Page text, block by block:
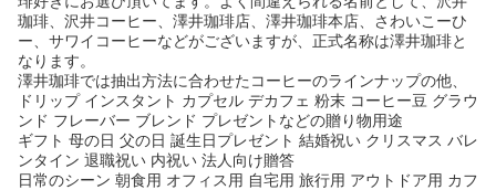
珈琲、沢井コーヒー、澤井珈琲店、澤井珈琲本店、さわいこーひ
ー、サワイコーヒーなどがございますが、正式名称は澤井珈琲と
なります。
澤井珈琲では抽出方法に合わせたコーヒーのラインナップの他、
ドリップ インスタント カプセル デカフェ 粉末 コーヒー豆 グラウ
ンド フレーバー ブレンド プレゼントなどの贈り物用途
ギフト 母の日 父の日 誕生日プレゼント 結婚祝い クリスマス バレ
ンタイン 退職祝い 内祝い 法人向け贈答
日常のシーン 朝食用 オフィス用 自宅用 旅行用 アウトドア用 カフ